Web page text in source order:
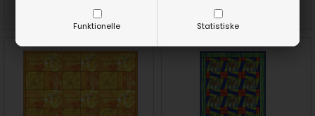
Funktionelle Statistiske
SE MERE SE MERE